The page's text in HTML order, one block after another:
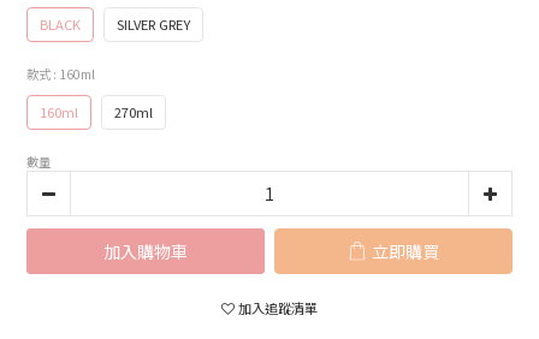
BLACK SILVER GREY
款式 : 160ml
160ml 270ml
數量
加入購物車 立即購買
加入追蹤清單